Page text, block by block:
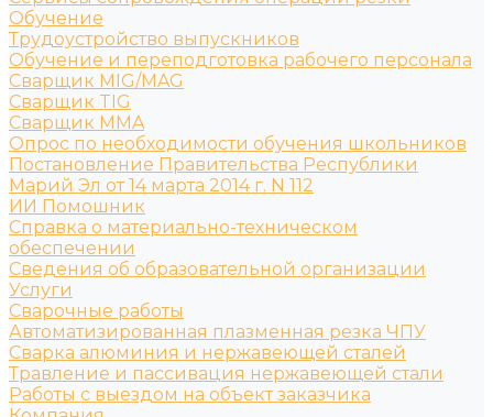
Обучение
Трудоустройство выпускников
Обучение и переподготовка рабочего персонала
Сварщик MIG/MAG
Сварщик TIG
Сварщик MMA
Опрос по необходимости обучения школьников
Постановление Правительства Республики
Марий Эл от 14 марта 2014 г. N 112
ИИ Помошник
Справка о материально-техническом
обеспечении
Сведения об образовательной организации
Услуги
Сварочные работы
Автоматизированная плазменная резка ЧПУ
Сварка алюминия и нержавеющей сталей
Травление и пассивация нержавеющей стали
Работы с выездом на объект заказчика